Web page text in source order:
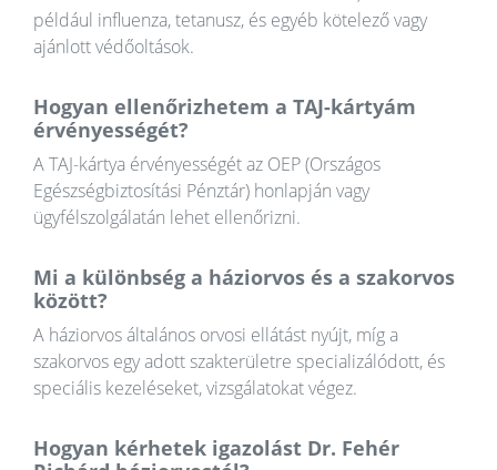
például influenza, tetanusz, és egyéb kötelező vagy
ajánlott védőoltások.
Hogyan ellenőrizhetem a TAJ-kártyám
érvényességét?
A TAJ-kártya érvényességét az OEP (Országos
Egészségbiztosítási Pénztár) honlapján vagy
ügyfélszolgálatán lehet ellenőrizni.
Mi a különbség a háziorvos és a szakorvos
között?
A háziorvos általános orvosi ellátást nyújt, míg a
szakorvos egy adott szakterületre specializálódott, és
speciális kezeléseket, vizsgálatokat végez.
Hogyan kérhetek igazolást Dr. Fehér